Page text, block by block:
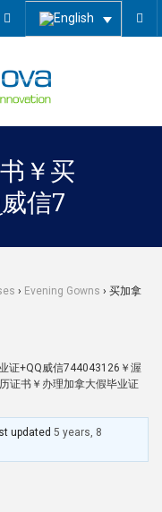
￥买
信7
› Evening Gowns › 买加拿
证+QQ威信744043126￥渥
证书￥办理加拿大假毕业证
updated5 years, 8